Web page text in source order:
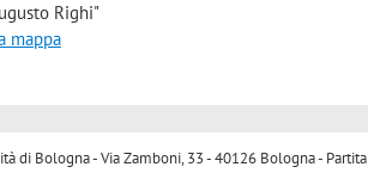
Righi"
mappa
di Bologna - Via Zamboni, 33 - 40126 Bologna -